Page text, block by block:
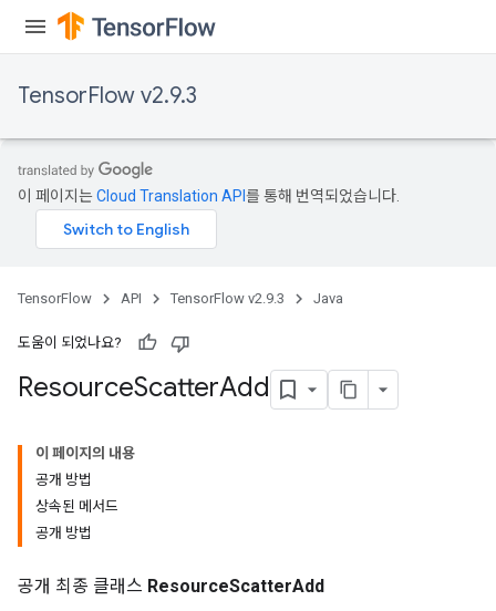
TensorFlow v2.9.3
이 페이지는Cloud Translation API 를 통해 번역되었습니다.
TensorFlow API TensorFlow v2.9.3 Java
도움이 되었나요?
ResourceScatterAdd
이 페이지의 내용
공개 방법
상속된 메서드
공개 방법
공개 최종 클래스 ResourceScatterAdd